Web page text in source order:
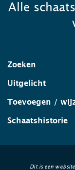
Alle
Zoeken
Uitgelicht
Toevoegen /
Schaatshistorie
Dit is een